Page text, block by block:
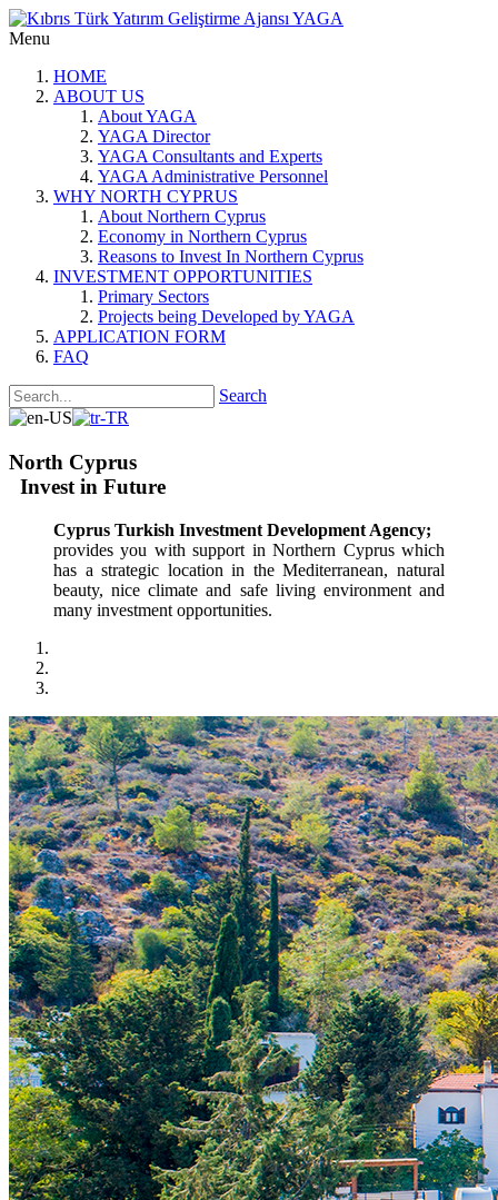
Menu
HOME
ABOUT US
About YAGA
YAGA Director
YAGA Consultants and Experts
YAGA Administrative Personnel
WHY NORTH CYPRUS
About Northern Cyprus
Economy in Northern Cyprus
Reasons to Invest In Northern Cyprus
INVESTMENT OPPORTUNITIES
Primary Sectors
Projects being Developed by YAGA
APPLICATION FORM
FAQ
Search
North Cyprus
Invest in Future
Cyprus Turkish Investment Development Agency;
provides you with support in Northern Cyprus which
has a strategic location in the Mediterranean, natural
beauty, nice climate and safe living environment and
many investment opportunities.